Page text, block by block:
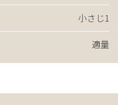
小さじ1
適量